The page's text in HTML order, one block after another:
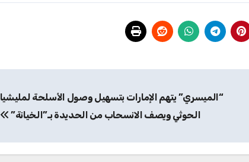
“الميسري” يتهم الإمارات بتسهيل وصول الأسلحة لمليشيا
الحوثي ويصف الانسحاب من الحديدة بـ”الخيانة”